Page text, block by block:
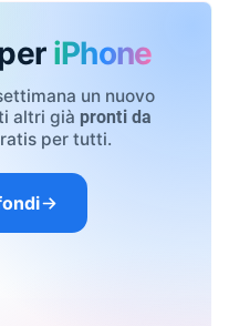
iPhone
un nuovo
altri già pronti da
per tutti.